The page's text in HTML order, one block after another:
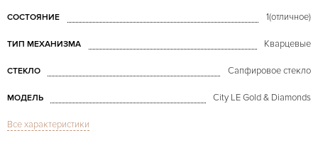
СОСТОЯНИЕ 1(отличное)
ТИП МЕХАНИЗМА Кварцевые
СТЕКЛО Сапфировое стекло
МОДЕЛЬ City LE Gold & Diamonds
СРОКИ ДОСТАВКИ
Все характеристики